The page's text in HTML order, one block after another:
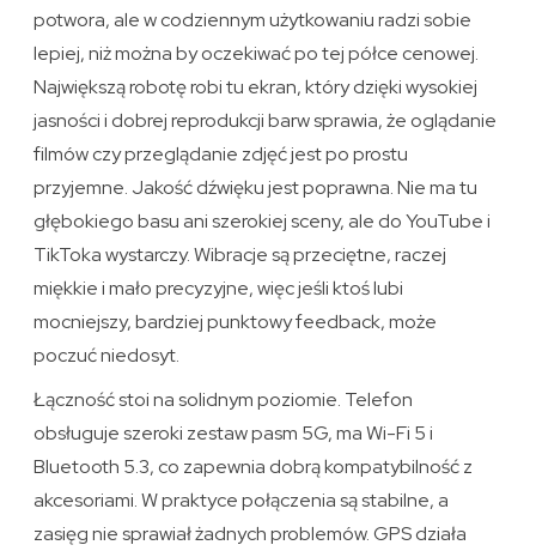
potwora, ale w codziennym użytkowaniu radzi sobie
lepiej, niż można by oczekiwać po tej półce cenowej.
Największą robotę robi tu ekran, który dzięki wysokiej
jasności i dobrej reprodukcji barw sprawia, że oglądanie
filmów czy przeglądanie zdjęć jest po prostu
przyjemne. Jakość dźwięku jest poprawna. Nie ma tu
głębokiego basu ani szerokiej sceny, ale do YouTube i
TikToka wystarczy. Wibracje są przeciętne, raczej
miękkie i mało precyzyjne, więc jeśli ktoś lubi
mocniejszy, bardziej punktowy feedback, może
poczuć niedosyt.
Łączność stoi na solidnym poziomie. Telefon
obsługuje szeroki zestaw pasm 5G, ma Wi-Fi 5 i
Bluetooth 5.3, co zapewnia dobrą kompatybilność z
akcesoriami. W praktyce połączenia są stabilne, a
zasięg nie sprawiał żadnych problemów. GPS działa